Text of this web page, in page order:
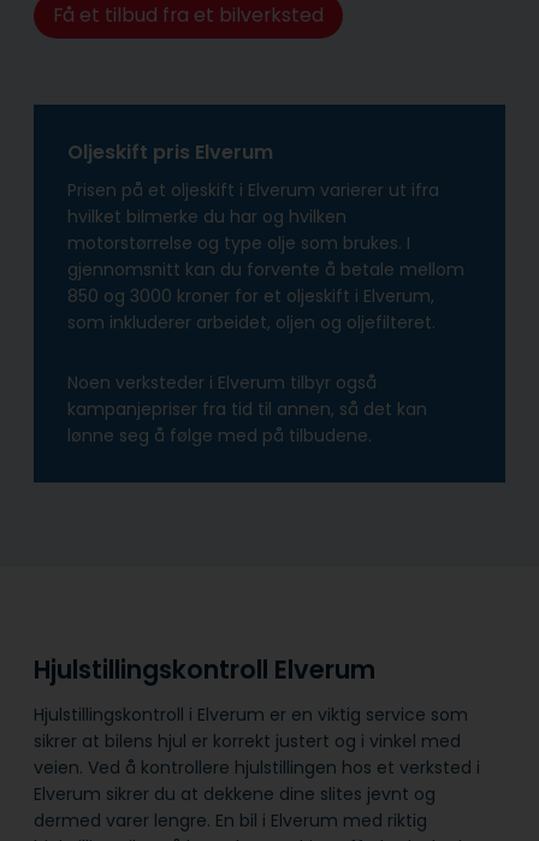
Få et tilbud fra et bilverksted
Oljeskift pris Elverum
Prisen på et oljeskift i Elverum varierer ut ifra
hvilket bilmerke du har og hvilken
motorstørrelse og type olje som brukes. I
gjennomsnitt kan du forvente å betale mellom
850 og 3000 kroner for et oljeskift i Elverum,
som inkluderer arbeidet, oljen og oljefilteret.
Noen verksteder i Elverum tilbyr også
kampanjepriser fra tid til annen, så det kan
lønne seg å følge med på tilbudene.
Hjulstillingskontroll Elverum
Hjulstillingskontroll i Elverum er en viktig service som
sikrer at bilens hjul er korrekt justert og i vinkel med
veien. Ved å kontrollere hjulstillingen hos et verksted i
Elverum sikrer du at dekkene dine slites jevnt og
dermed varer lengre. En bil i Elverum med riktig